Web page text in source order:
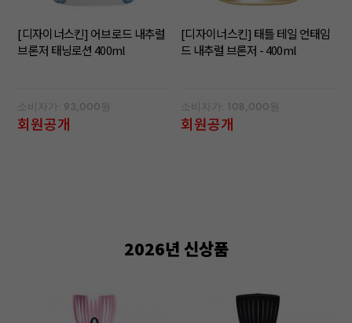
[디자이너스킨] 어브로드 내추럴
브론저 태닝로션 400ml
소비자가: 93,000원
회원공개
[디자이너스킨] 태틀 테일 언태임
드 내추럴 브론저 - 400ml
소비자가: 108,000원
회원공개
2026년 신상품